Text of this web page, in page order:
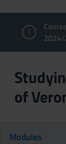
of
Modules